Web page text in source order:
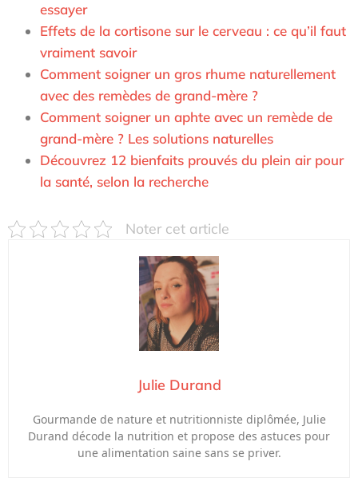
essayer
Effets de la cortisone sur le cerveau : ce qu’il faut
vraiment savoir
Comment soigner un gros rhume naturellement
avec des remèdes de grand-mère ?
Comment soigner un aphte avec un remède de
grand-mère ? Les solutions naturelles
Découvrez 12 bienfaits prouvés du plein air pour
la santé, selon la recherche
Noter cet article
Julie Durand
Gourmande de nature et nutritionniste diplômée, Julie
Durand décode la nutrition et propose des astuces pour
une alimentation saine sans se priver.